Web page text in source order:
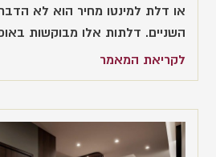
או דלת למינטו מחיר הוא לא
השניים. דלתות אלו מבוקשות
לקריאת המאמר